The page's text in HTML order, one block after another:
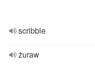
scribble
żuraw